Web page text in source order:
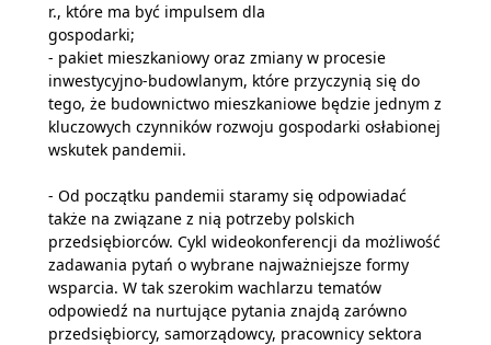
r., które ma być impulsem dla
gospodarki;
- pakiet mieszkaniowy oraz zmiany w procesie
inwestycyjno-budowlanym, które przyczynią się do
tego, że budownictwo mieszkaniowe będzie jednym z
kluczowych czynników rozwoju gospodarki osłabionej
wskutek pandemii.
- Od początku pandemii staramy się odpowiadać
także na związane z nią potrzeby polskich
przedsiębiorców. Cykl wideokonferencji da możliwość
zadawania pytań o wybrane najważniejsze formy
wsparcia. W tak szerokim wachlarzu tematów
odpowiedź na nurtujące pytania znajdą zarówno
przedsiębiorcy, samorządowcy, pracownicy sektora